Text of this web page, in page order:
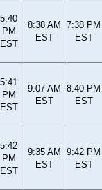
5:40
PM
EST
8:38 AM
EST
7:38 PM
EST
5:41
PM
EST
9:07 AM
EST
8:40 PM
EST
5:42
PM
EST
9:35 AM
EST
9:42 PM
EST